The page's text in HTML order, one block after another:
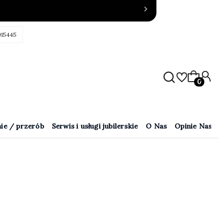
/ przerób Serwis i usługi jubilerskie O Nas Opinie